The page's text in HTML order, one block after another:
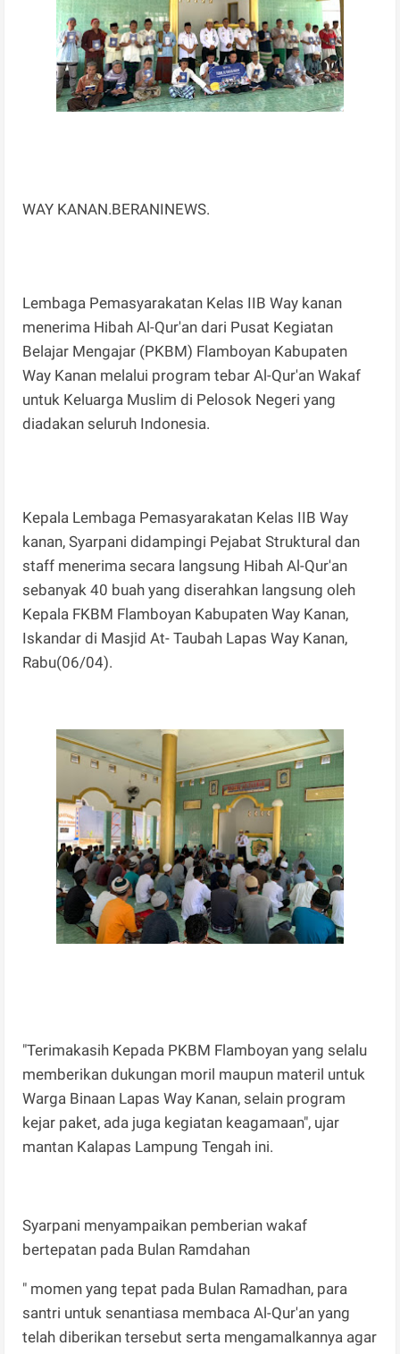
WAY KANAN.BERANINEWS.
Lembaga Pemasyarakatan Kelas IIB Way kanan
menerima Hibah Al-Qur'an dari Pusat Kegiatan
Belajar Mengajar (PKBM) Flamboyan Kabupaten
Way Kanan melalui program tebar Al-Qur'an Wakaf
untuk Keluarga Muslim di Pelosok Negeri yang
diadakan seluruh Indonesia.
Kepala Lembaga Pemasyarakatan Kelas IIB Way
kanan, Syarpani didampingi Pejabat Struktural dan
staff menerima secara langsung Hibah Al-Qur'an
sebanyak 40 buah yang diserahkan langsung oleh
Kepala FKBM Flamboyan Kabupaten Way Kanan,
Iskandar di Masjid At- Taubah Lapas Way Kanan,
Rabu(06/04).
"Terimakasih Kepada PKBM Flamboyan yang selalu
memberikan dukungan moril maupun materil untuk
Warga Binaan Lapas Way Kanan, selain program
kejar paket, ada juga kegiatan keagamaan", ujar
mantan Kalapas Lampung Tengah ini.
Syarpani menyampaikan pemberian wakaf
bertepatan pada Bulan Ramdahan
" momen yang tepat pada Bulan Ramadhan, para
santri untuk senantiasa membaca Al-Qur'an yang
telah diberikan tersebut serta mengamalkannya agar